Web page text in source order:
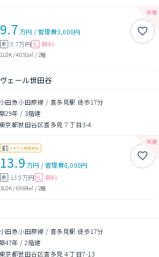
9.7 万円 /管理費3,000円
敷 9.7万円 礼 無料
1LDK/40.92㎡ / 2階
ェール世田谷
小田急小田原線 / 喜多見駅 徒歩17分
29年 / 3階建
東京都世田谷区喜多見７丁目3-4
13.9 万円 /管理費8,000円
敷 13.9万円 礼 無料
3LDK/69.84㎡ /2階
小田急小田原線 / 喜多見駅 徒歩17分
47年 /2階建
東京都世田谷区喜多見４丁目7-13